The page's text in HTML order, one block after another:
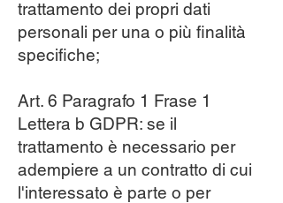
trattamento dei propri dati
personali per una o più finalità
specifiche;
Art. 6 Paragrafo 1 Frase 1
Lettera b GDPR: se il
trattamento è necessario per
adempiere a un contratto di cui
l'interessato è parte o per